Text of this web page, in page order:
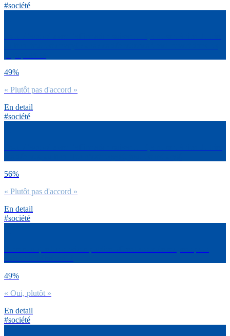
#société
49%
« Plutôt pas d'accord »
En detail
#société
56%
« Plutôt pas d'accord »
En detail
#société
49%
« Oui, plutôt »
En detail
#société